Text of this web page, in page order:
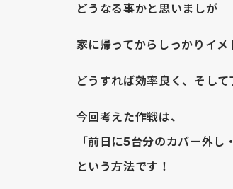
どうなる事かと思いましが
家に帰ってからしっかりイメ
どうすれば効率良く、そし
今回考えた作戦は、
「前日に5台分のカバー外し
という方法です！